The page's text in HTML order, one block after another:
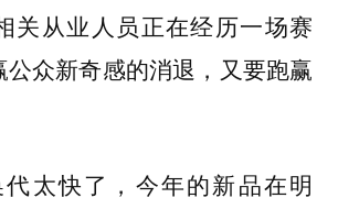
关从业人员正在经历一场赛
公众新奇感的消退，又要跑赢
代太快了，今年的新品在明